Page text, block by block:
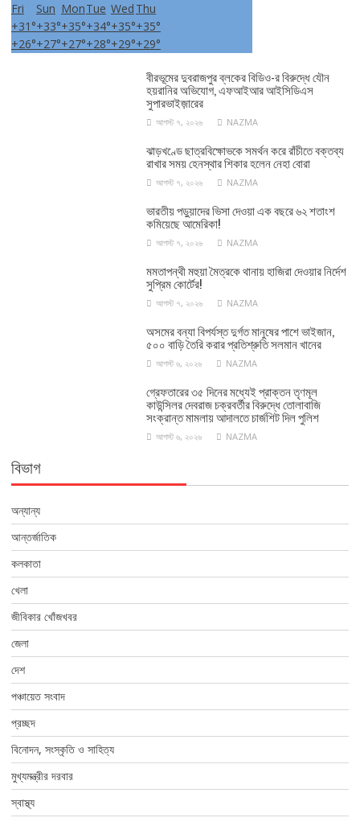
Fri
Sun MonTue Wed Thu
+31°+33°+35°+34°+35°+35°
+26°+27°+27°+28°+29°+29°
বীরভূমের দুবরাজপুর ব্লকের বিডিও-র বিরুদ্ধে যৌন
হয়রানির অভিযোগ, এফআইআর আইসিডিএস
সুপারভাইজ়ারের
আগস্ট ৭, ২০২৬ NAZMA
ঝাড়খণ্ডে ছাত্রবিক্ষোভকে সমর্থন করে রাঁচীতে বক্তব্য
রাখার সময় হেনস্থার শিকার হলেন নেহা বোরা
আগস্ট ৭, ২০২৬ NAZMA
ভারতীয় পড়ুয়াদের ভিসা দেওয়া এক বছরে ৬২ শতাংশ
কমিয়েছে আমেরিকা!
আগস্ট ৭, ২০২৬ NAZMA
মমতাপন্থী মহুয়া মৈত্রকে থানায় হাজিরা দেওয়ার নির্দেশ
সুপ্রিম কোর্টের!
আগস্ট ৭, ২০২৬ NAZMA
অসমের বন্যা বিপর্যস্ত দুর্গত মানুষের পাশে ভাইজান,
৫০০ বাড়ি তৈরি করার প্রতিশ্রুতি সলমান খানের
আগস্ট ৬, ২০২৬ NAZMA
গ্রেফতারের ৩৫ দিনের মধ্যেই প্রাক্তন তৃণমূল
কাউন্সিলর দেবরাজ চক্রবর্তীর বিরুদ্ধে তোলাবাজি
সংক্রান্ত মামলায় আদালতে চার্জশিট দিল পুলিশ
আগস্ট ৬, ২০২৬ NAZMA
বিভাগ
অন্যান্য
আন্তর্জাতিক
কলকাতা
খেলা
জীবিকার খোঁজখবর
জেলা
দেশ
পঞ্চায়েত সংবাদ
প্রচ্ছদ
বিনোদন, সংস্কৃতি ও সাহিত্য
মুখ্যমন্ত্রীর দরবার
স্বাস্থ্য